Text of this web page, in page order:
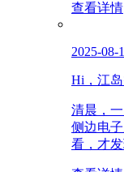
查看详情
2025-08-
Hi，江
清晨，
侧边电
看，才